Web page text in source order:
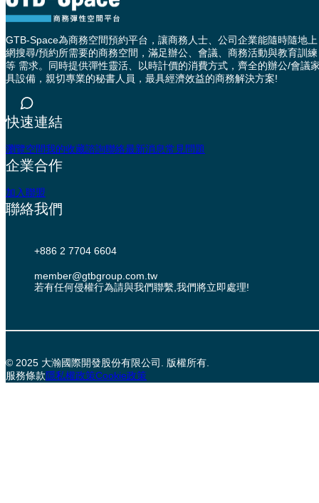
GTB-Space為商務空間預約平台，讓商務人士、公司企業能隨時隨地上
網搜尋/預約所需要的商務空間，滿足辦公、會議、商務活動與教育訓練
等 需求。同時提供彈性靈活、以時計價的消費方式，齊全的辦公/會議
具設備，親切專業的秘書人員，最具經濟效益的商務解決方案!
快速連結
瀏覽空間我的收藏諮詢聯絡最新消息常見問題
企業合作
加入聯盟
聯絡我們
+886 2 7704 6604
member@gtbgroup.com.tw
若有任何侵權行為請與我們聯繫,我們將立即處理!
© 2025 大瀚國際開發股份有限公司. 版權所有.
服務條款隱私權政策Cookie政策